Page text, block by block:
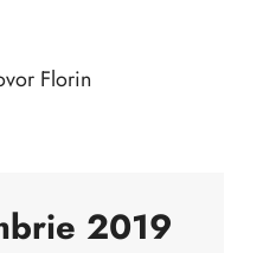
Florin
2019